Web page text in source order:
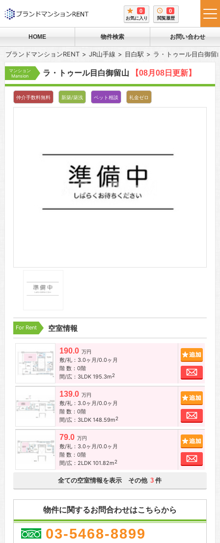
0
お気に入り
0
閲覧履歴
HOME 物件検索 お問い合わせ
ブランドマンションRENT JR山手線 目白駅 ラ・トゥール目白御留
マンション
Mansion
ラ・トゥール目白御留山 【08月08日更新】
仲介手数料無料 新築/築浅 ペット相談 礼金ゼロ
For Rent 空室情報
190.0 万円
敷/礼：3.0ヶ月/0.0ヶ月
階 数：0階
間/広：3LDK 195.3m2
お問
139.0 万円
敷/礼：3.0ヶ月/0.0ヶ月
階 数：0階
間/広：3LDK 148.59m2
お問
79.0 万円
敷/礼：3.0ヶ月/0.0ヶ月
階 数：0階
間/広：2LDK 101.82m2
お問
全ての空室情報を表示 その他 3 件
物件に関するお問合わせはこちらから
03-5468-8899